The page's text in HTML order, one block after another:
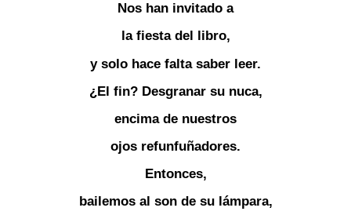
Nos han invitado a
la fiesta del libro,
y solo hace falta saber leer.
¿El fin? Desgranar su nuca,
encima de nuestros
ojos refunfuñadores.
Entonces,
bailemos al son de su lámpara,